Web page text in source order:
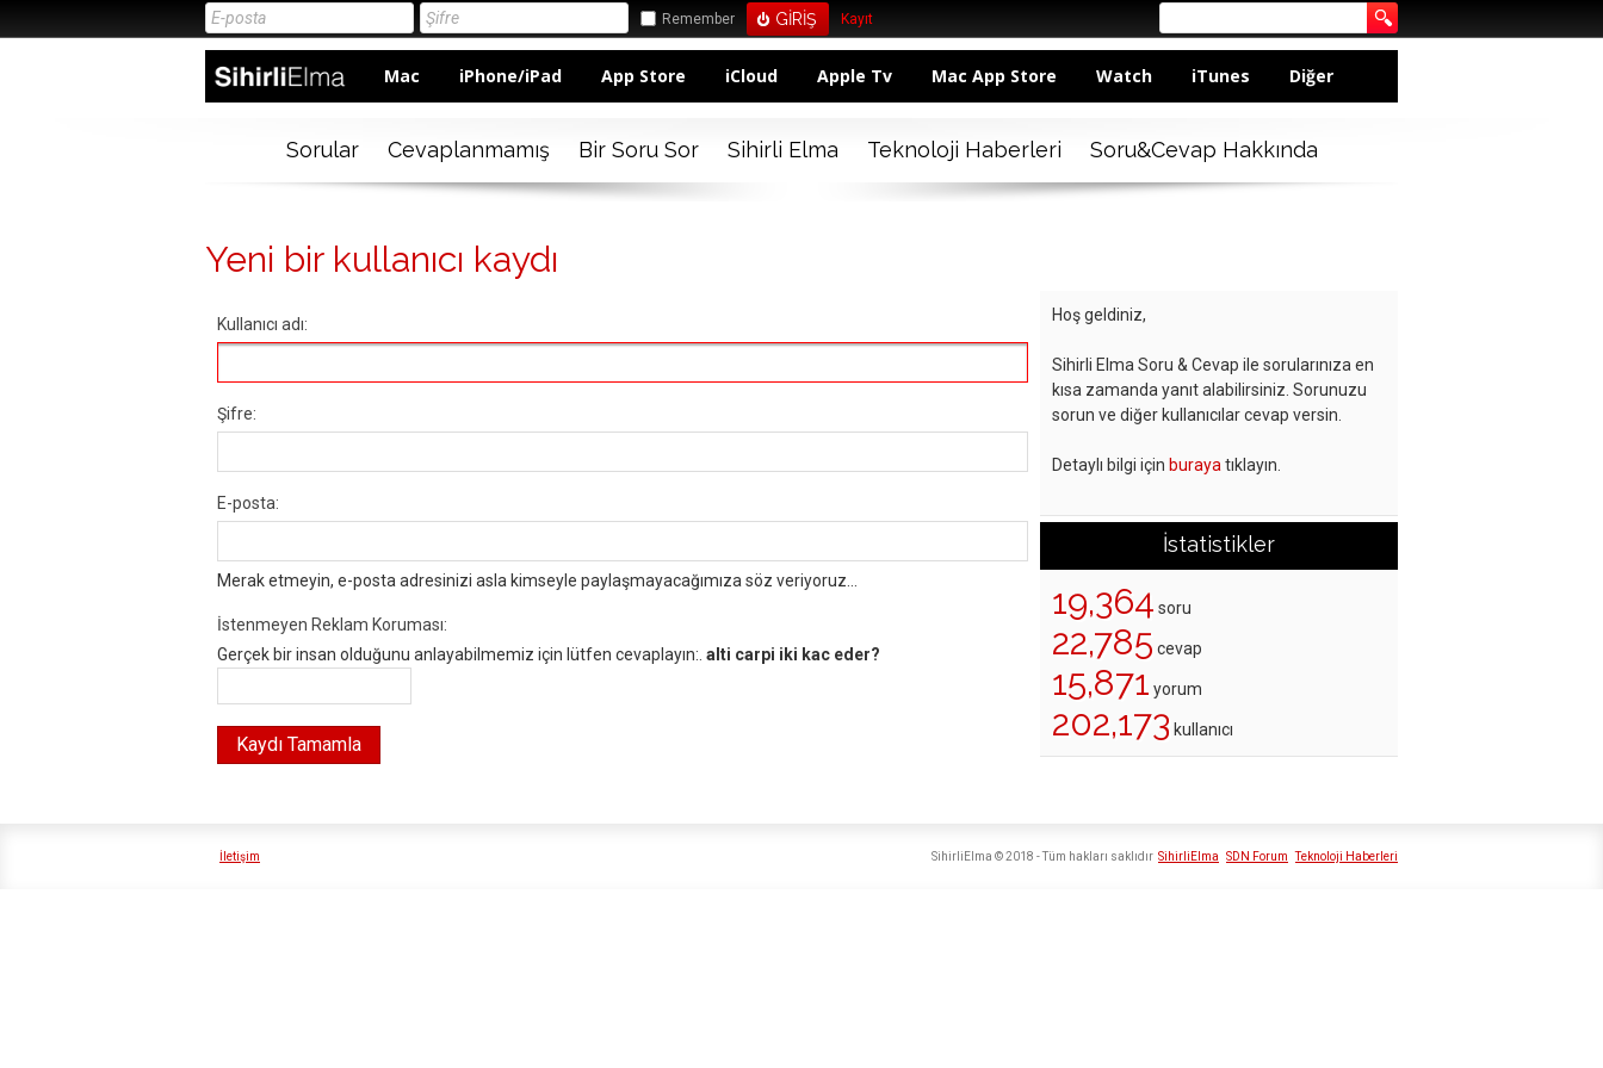
Remember Kayıt
Mac iPhone/iPad App Store iCloud Apple Tv Mac App Store Watch iTunes Diğer
Sorular Cevaplanmamış Bir Soru Sor Sihirli Elma Teknoloji Haberleri Soru&Cevap Hakkında
Yeni bir kullanıcı kaydı
Kullanıcı adı:
Şifre:
E-posta:
Merak etmeyin, e-posta adresinizi asla kimseyle paylaşmayacağımıza söz veriyoruz...
İstenmeyen Reklam Koruması:
Gerçek bir insan olduğunu anlayabilmemiz için lütfen cevaplayın:. alti carpi iki kac eder?
Hoş geldiniz,
Sihirli Elma Soru & Cevap ile sorularınıza en
kısa zamanda yanıt alabilirsiniz. Sorunuzu
sorun ve diğer kullanıcılar cevap versin.
Detaylı bilgi için buraya tıklayın.
İstatistikler
19,364 soru
22,785 cevap
15,871 yorum
202,173 kullanıcı
İletişim SihirliElma SDN Forum Teknoloji Haberleri
SihirliElma © 2018 - Tüm hakları saklıdır